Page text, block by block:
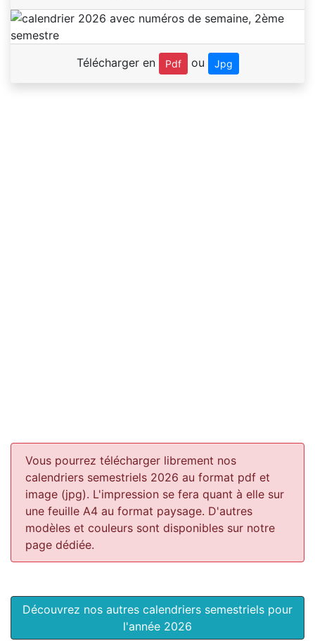
Télécharger en Pdf ou Jpg
Vous pourrez télécharger librement nos
calendriers semestriels 2026 au format pdf et
image (jpg). L'impression se fera quant à elle sur
une feuille A4 au format paysage. D'autres
modèles et couleurs sont disponibles sur notre
page dédiée.
Découvrez nos autres calendriers semestriels pour
l'année 2026